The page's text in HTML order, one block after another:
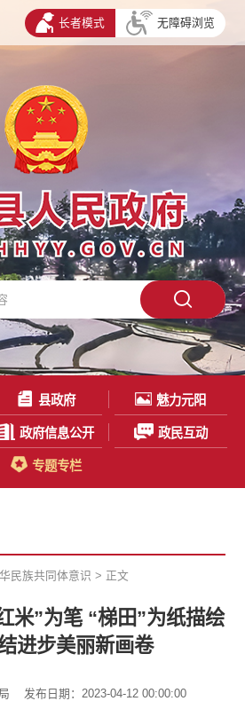
长者模式 无障碍浏览
县政府 魅力元阳
政府信息公开 政民互动
专题专栏
民族共同体意识 > 正文
米”为笔 “梯田”为纸描绘
进步美丽新画卷
发布日期：2023-04-12 00:00:00